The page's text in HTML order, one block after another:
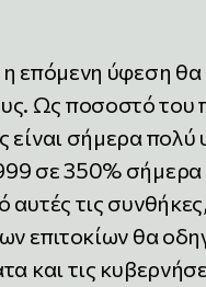
επόμενη ύφεση
Ως ποσοστό του
είναι σήμερα
σε 350% σήμερα
τις
επιτοκίων θα
και τις